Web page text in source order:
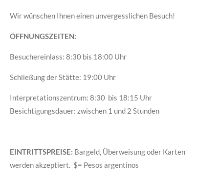
Wir wünschen Ihnen einen unvergesslichen Besuch!
ÖFFNUNGSZEITEN:
Besuchereinlass: 8:30 bis 18:00 Uhr
Schließung der Stätte: 19:00 Uhr
Interpretationszentrum: 8:30 bis 18:15 Uhr
Besichtigungsdauer: zwischen 1 und 2 Stunden
EINTRITTSPREISE: Bargeld, Überweisung oder Karten
werden akzeptiert. $= Pesos argentinos